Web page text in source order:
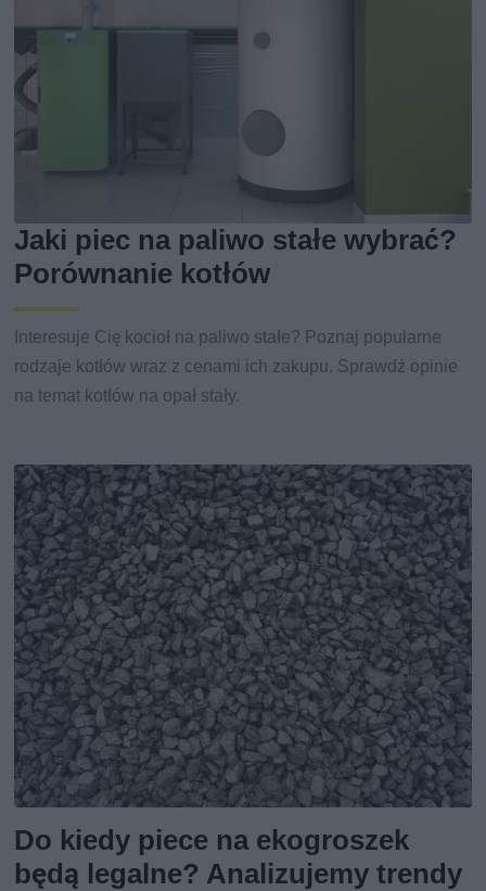
Jaki piec na paliwo stałe wybrać?
Porównanie kotłów
Interesuje Cię kocioł na paliwo stałe? Poznaj popularne
rodzaje kotłów wraz z cenami ich zakupu. Sprawdź opinie
na temat kotłów na opał stały.
Do kiedy piece na ekogroszek
będą legalne? Analizujemy trendy